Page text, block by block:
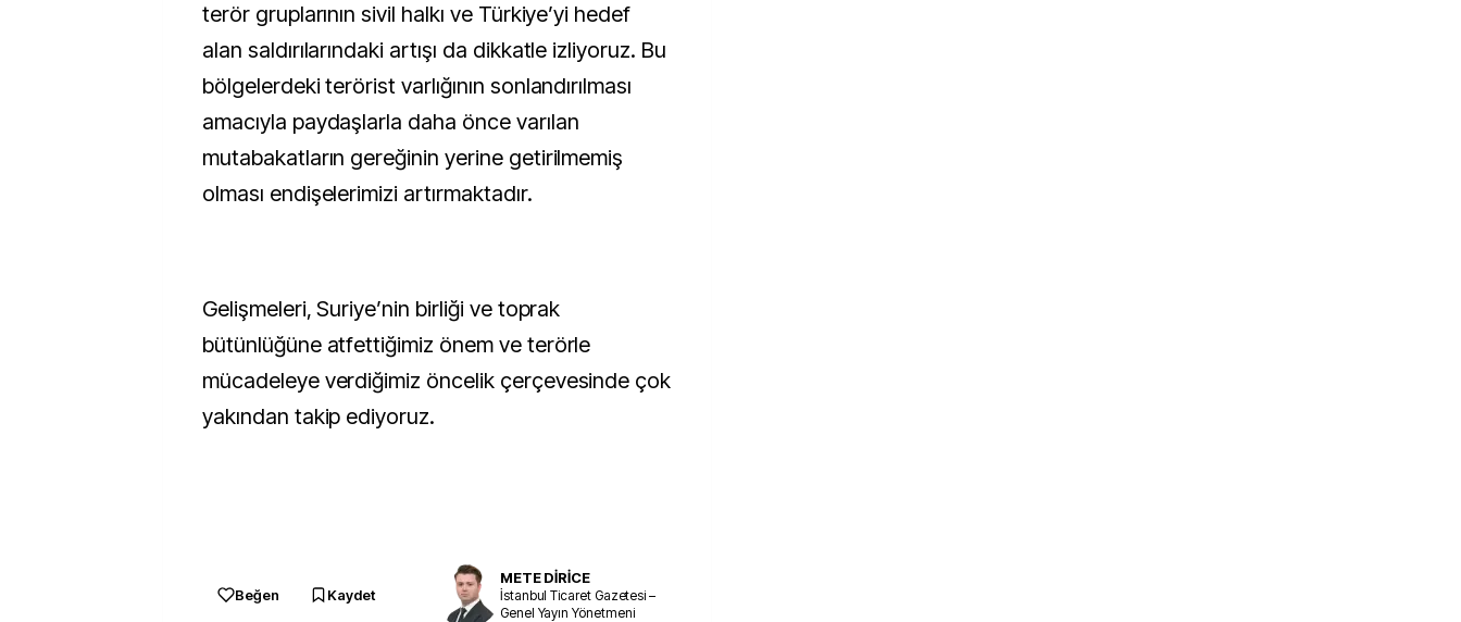
terör gruplarının sivil halkı ve Türkiye’yi hedef
alan saldırılarındaki artışı da dikkatle izliyoruz. Bu
bölgelerdeki terörist varlığının sonlandırılması
amacıyla paydaşlarla daha önce varılan
mutabakatların gereğinin yerine getirilmemiş
olması endişelerimizi artırmaktadır.
Gelişmeleri, Suriye’nin birliği ve toprak
bütünlüğüne atfettiğimiz önem ve terörle
mücadeleye verdiğimiz öncelik çerçevesinde çok
yakından takip ediyoruz.
Beğen Kaydet
METE DİRİCE
İstanbul Ticaret Gazetesi –
Genel Yayın Yönetmeni